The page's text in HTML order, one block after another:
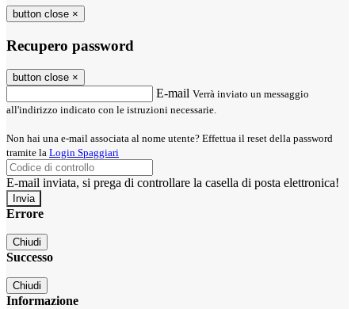
button close ×
Recupero password
button close ×
E-mail Verrà inviato un messaggio
all'indirizzo indicato con le istruzioni necessarie.
Non hai una e-mail associata al nome utente? Effettua il reset della password
tramite la Login Spaggiari
E-mail inviata, si prega di controllare la casella di posta elettronica!
Errore
Chiudi
Successo
Chiudi
Informazione